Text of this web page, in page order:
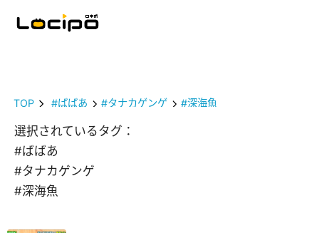
TOP #ばばあ #タナカゲンゲ #深海魚
選択されているタグ：
#ばばあ
#タナカゲンゲ
#深海魚